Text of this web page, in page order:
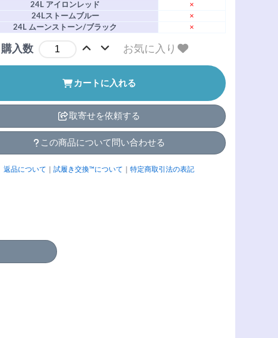
24L アイロンレッド
×
24Lストームブルー
×
24L ムーンストーン/ブラック
×
購入数 お気に入り
カートに入れる
取寄せを依頼する
この商品について問い合わせる
返品について 試履き交換™について 特定商取引法の表記